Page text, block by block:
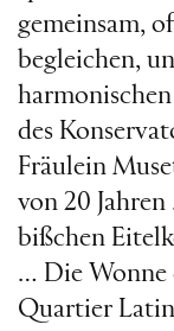
gemeinsam,
begleichen,
des
Fräulein
von 20
bißchen
… Die Wonne
Quartier